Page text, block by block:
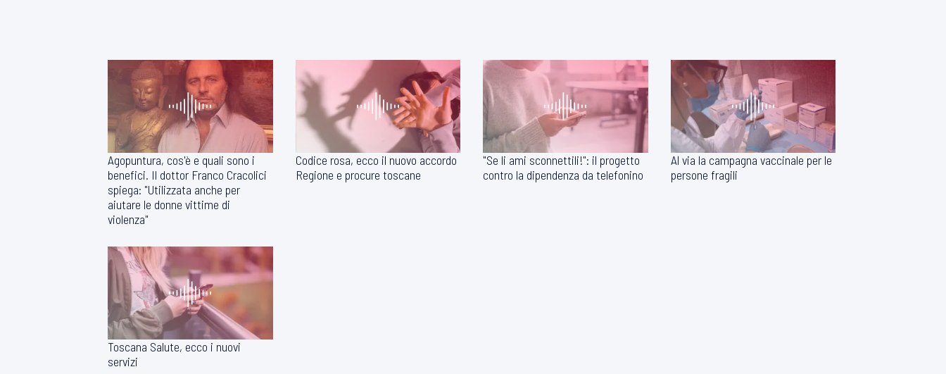
Agopuntura, cos'è e quali sono i
benefici. Il dottor Franco Cracolici
spiega: "Utilizzata anche per
aiutare le donne vittime di
violenza"
Codice rosa, ecco il nuovo accordo
Regione e procure toscane
"Se li ami sconnettili!": il progetto
contro la dipendenza da telefonino
Al via la campagna vaccinale per le
persone fragili
Toscana Salute, ecco i nuovi
servizi